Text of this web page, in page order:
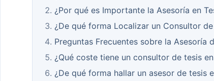
¿Por qué es Importante la Asesoría en
¿De qué forma Localizar un Consultor
Preguntas Frecuentes sobre la Asesoría
¿Qué coste tiene un consultor de tesis
¿De qué forma hallar un asesor de tesis